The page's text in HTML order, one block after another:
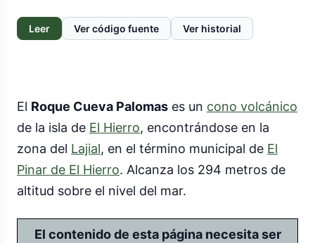
Leer Ver código fuente Ver historial
El Roque Cueva Palomas es un cono volcánico
de la isla de El Hierro, encontrándose en la
zona del Lajial, en el término municipal de El
Pinar de El Hierro. Alcanza los 294 metros de
altitud sobre el nivel del mar.
El contenido de esta página necesita ser